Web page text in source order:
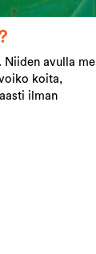
Niiden avulla me
koita,
ilman